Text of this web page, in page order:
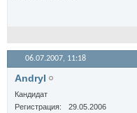
06.07.2007, 11:18
AndryI
Кандидат
Регистрация
29.05.2006